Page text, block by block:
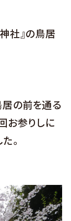
社』の鳥居
の前を通る
お参りしに
。